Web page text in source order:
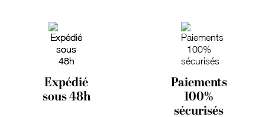
Expédié
sous 48h
Paiements
100%
sécurisés